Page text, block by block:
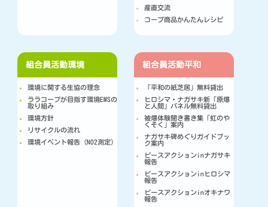
産直交流
コープ商品かんたんレシピ
組合員活動環境
環境に関する生協の理念
ララコープが目指す環境EMSの
取り組み
環境方針
リサイクルの流れ
環境イベント報告（NO2測定）
組合員活動平和
「平和の紙芝居」無料貸出
ヒロシマ・ナガサキ新「原爆
と人間」パネル無料貸出
被爆体験聞き書き集「虹のや
くそく」案内
ナガサキ碑めぐりガイドブッ
ク案内
ピースアクションinナガサキ
報告
ピースアクションinヒロシマ
報告
ピースアクションinオキナワ
報告